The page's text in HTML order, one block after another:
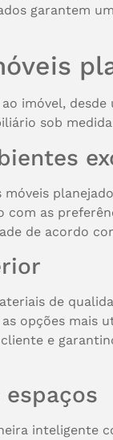
garantem
imóvel,
sob
as
de acordo
de
opções
e
inteligente